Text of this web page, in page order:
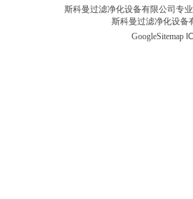
斯科曼过滤净化设备有限公司专
斯科曼过滤净化设备
GoogleSitemap